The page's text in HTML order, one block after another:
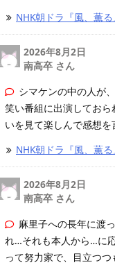
NHK朝ドラ『風、薫る
2026年8月2日
南高卒 さん
シマケンの中の人が
笑い番組に出演してお
いを見て楽しんで感想を
NHK朝ドラ『風、薫る
2026年8月2日
南高卒 さん
麻里子への長年に渡
れ…それも本人から…に
って努力家で、目立つ